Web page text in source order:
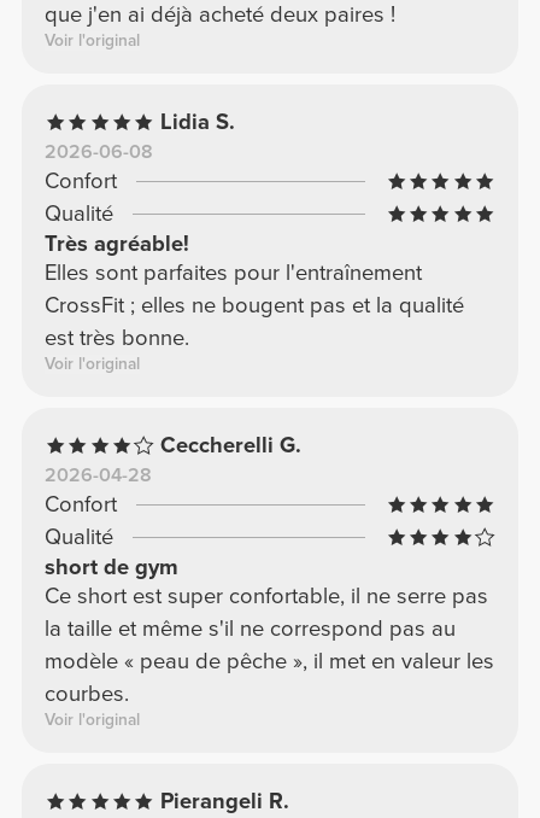
que j'en ai déjà acheté deux paires !
Voir l'original
Lidia S.
2026-06-08
Confort
Qualité
Très agréable!
Elles sont parfaites pour l'entraînement
CrossFit ; elles ne bougent pas et la qualité
est très bonne.
Voir l'original
Ceccherelli G.
2026-04-28
Confort
Qualité
short de gym
Ce short est super confortable, il ne serre pas
la taille et même s'il ne correspond pas au
modèle « peau de pêche », il met en valeur les
courbes.
Voir l'original
Pierangeli R.